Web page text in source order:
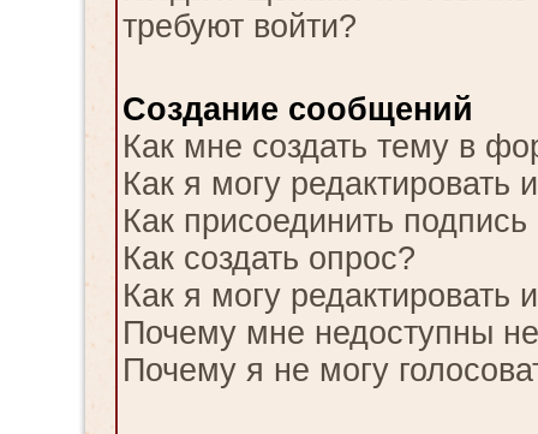
требуют войти?
Создание сообщений
Как мне создать тему в
Как я могу
Как присоединить
Как создать опрос?
Как я могу редактировать
Почему мне недоступны
Почему я не могу